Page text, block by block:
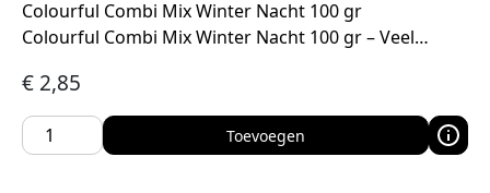
Colourful Combi Mix Winter Nacht 100 gr
Colourful Combi Mix Winter Nacht 100 gr – Veel…
€ 2,85
Toevoegen